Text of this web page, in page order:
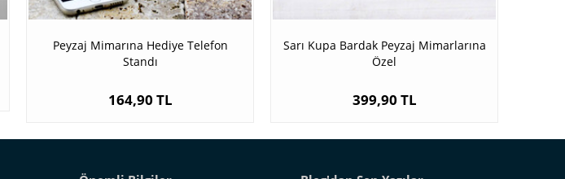
Peyzaj Mimarına Hediye Telefon
Standı
164,90 TL
Sarı Kupa Bardak Peyzaj Mimarlarına
Özel
399,90 TL